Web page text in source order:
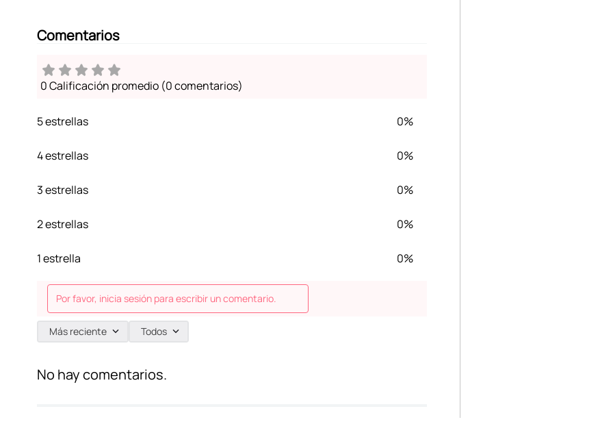
Comentarios
0 Calificación promedio (0 comentarios)
5 estrellas 0%
4 estrellas 0%
3 estrellas 0%
2 estrellas 0%
1 estrella 0%
Por favor, inicia sesión para escribir un comentario.
Más reciente Todos
No hay comentarios.